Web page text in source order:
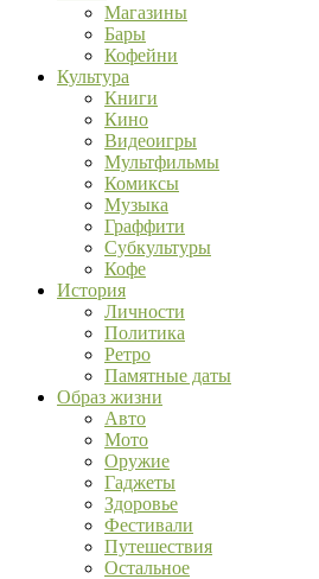
Магазины
Бары
Кофейни
Культура
Книги
Кино
Видеоигры
Мультфильмы
Комиксы
Музыка
Граффити
Субкультуры
Кофе
История
Личности
Политика
Ретро
Памятные даты
Образ жизни
Авто
Мото
Оружие
Гаджеты
Здоровье
Фестивали
Путешествия
Остальное